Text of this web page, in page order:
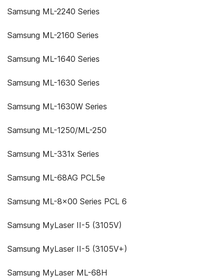
Samsung ML-2240 Series
Samsung ML-2160 Series
Samsung ML-1640 Series
Samsung ML-1630 Series
Samsung ML-1630W Series
Samsung ML-1250/ML-250
Samsung ML-331x Series
Samsung ML-68AG PCL5e
Samsung ML-8x00 Series PCL 6
Samsung MyLaser II-5 (3105V)
Samsung MyLaser II-5 (3105V+)
Samsung MyLaser ML-68H